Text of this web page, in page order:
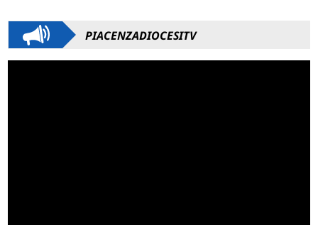
PIACENZADIOCESITV